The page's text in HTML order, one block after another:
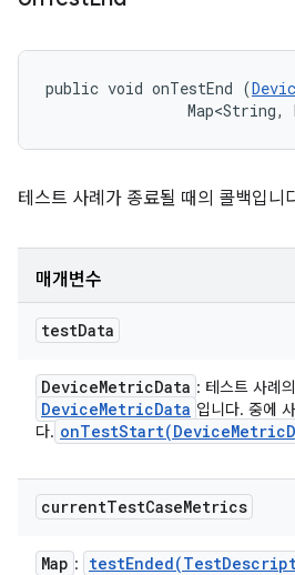
public void onTestEnd (
테스트 사례가 종료될 때의 콜백입니
매개변수
testData
DeviceMetricData : 테스트 사례
DeviceMetricData 입니다. 중에
다. onTestStart(DeviceMetric
currentTestCaseMetrics
Map : testEnded(Test